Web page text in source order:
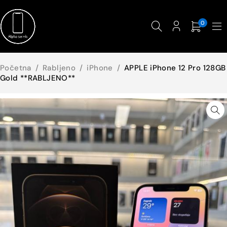
0
Početna / Rabljeno / iPhone / APPLE iPhone 12 Pro 128GB
Gold **RABLJENO**